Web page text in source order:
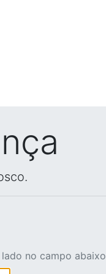
no campo abaixo